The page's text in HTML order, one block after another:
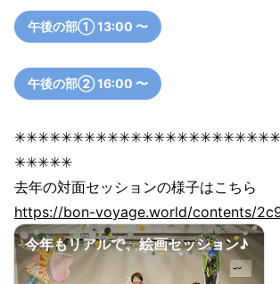
午後の部① 13:00 〜
午後の部② 16:00 〜
✳︎✳︎✳︎✳︎✳︎
去年の対面セッションの様子はこちら
https://bon-voyage.world/contents/
今年もリアルで、絵画セッション♪